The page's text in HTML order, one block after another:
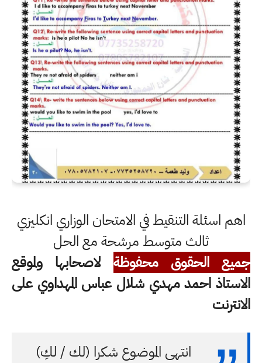
اهم اسئلة التنقيط في الامتحان الوزاري انكليزي
ثالث متوسط مرشحة مع الحل
جميع الحقوق محفوظة لاصحابها ولموقع
الاستاذ احمد مهدي شلال عباس المهداوي على
الانترنت
انتهى الموضوع شكرا (لك / لكِ)